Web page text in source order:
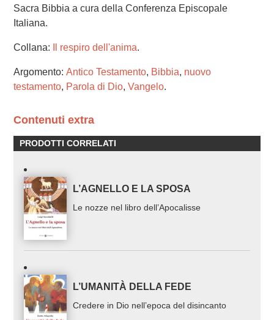
Sacra Bibbia a cura della Conferenza Episcopale
Italiana.
Collana: Il respiro dell'anima.
Argomento: Antico Testamento, Bibbia, nuovo
testamento, Parola di Dio, Vangelo.
Contenuti extra
PRODOTTI CORRELATI
L’AGNELLO E LA SPOSA
Le nozze nel libro dell’Apocalisse
L’UMANITÀ DELLA FEDE
Credere in Dio nell’epoca del disincanto